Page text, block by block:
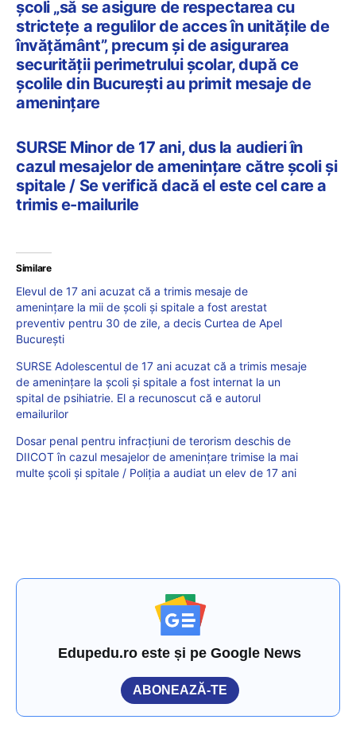
școli „să se asigure de respectarea cu
strictețe a regulilor de acces în unitățile de
învățământ”, precum și de asigurarea
securității perimetrului școlar, după ce
școlile din București au primit mesaje de
amenințare
SURSE Minor de 17 ani, dus la audieri în
cazul mesajelor de amenințare către școli și
spitale / Se verifică dacă el este cel care a
trimis e-mailurile
Similare
Elevul de 17 ani acuzat că a trimis mesaje de
amenințare la mii de școli și spitale a fost arestat
preventiv pentru 30 de zile, a decis Curtea de Apel
Bucureşti
SURSE Adolescentul de 17 ani acuzat că a trimis mesaje
de amenințare la școli și spitale a fost internat la un
spital de psihiatrie. El a recunoscut că e autorul
emailurilor
Dosar penal pentru infracțiuni de terorism deschis de
DIICOT în cazul mesajelor de ameninţare trimise la mai
multe şcoli şi spitale / Poliția a audiat un elev de 17 ani
Edupedu.ro este și pe Google News
ABONEAZĂ-TE